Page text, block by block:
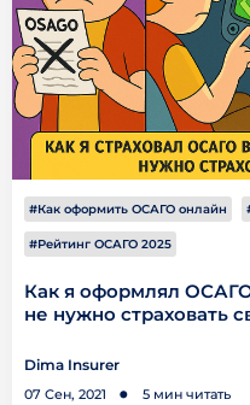
#Как оформить ОСАГО онлайн
#Рейтинг ОСАГО 2025
Как я оформлял
не нужно страховать
Dima Insurer
07 Сен, 2021 5 мин читать